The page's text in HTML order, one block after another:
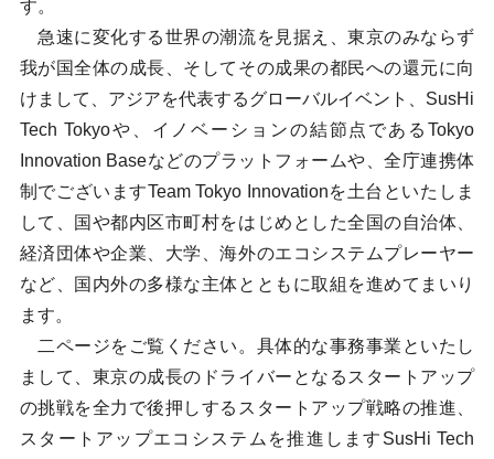
す。
急速に変化する世界の潮流を見据え、東京のみならず
我が国全体の成長、そしてその成果の都民への還元に向
けまして、アジアを代表するグローバルイベント、SusHi
Tech Tokyoや、イノベーションの結節点であるTokyo
Innovation Baseなどのプラットフォームや、全庁連携体
制でございますTeam Tokyo Innovationを土台といたしま
して、国や都内区市町村をはじめとした全国の自治体、
経済団体や企業、大学、海外のエコシステムプレーヤー
など、国内外の多様な主体とともに取組を進めてまいり
ます。
二ページをご覧ください。具体的な事務事業といたし
まして、東京の成長のドライバーとなるスタートアップ
の挑戦を全力で後押しするスタートアップ戦略の推進、
スタートアップエコシステムを推進しますSusHi Tech